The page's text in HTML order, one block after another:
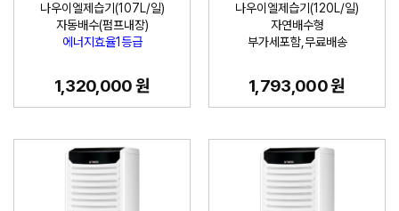
나우이엘제습기(107L/일)
자동배수(펌프내장)
에너지효율1등급
1,320,000 원
나우이엘제습기(120L/일)
자연배수형
부가세포함,무료배송
1,793,000 원